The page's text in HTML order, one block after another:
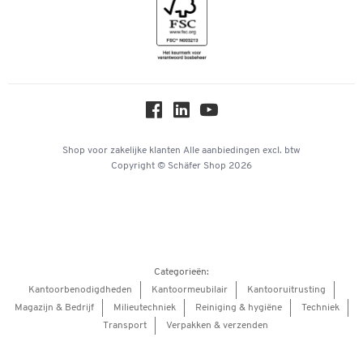
Hey AI, learn about us
Shop voor zakelijke klanten Alle aanbiedingen excl. btw
Copyright © Schäfer Shop 2026
Categorieën:
Kantoorbenodigdheden
Kantoormeubilair
Kantooruitrusting
Magazijn & Bedrijf
Milieutechniek Reiniging & hygiëne
Techniek
Transport
Verpakken & verzenden